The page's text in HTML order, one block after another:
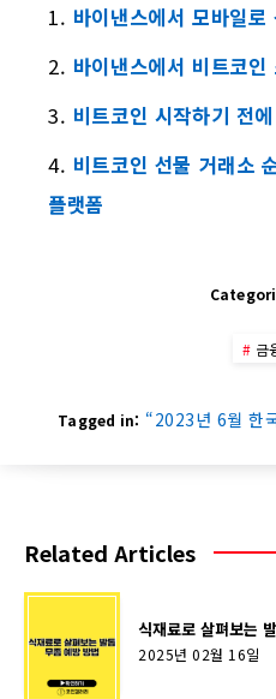
바이낸스에서 모바일
바이낸스에서 비트코
비트코인 시작하기 전
비트코인 선물 거래소
플랫폼
금
Tagged in: “2023년 6월 한
Related Articles
식재료로 살펴보는
2025년 02월 16일